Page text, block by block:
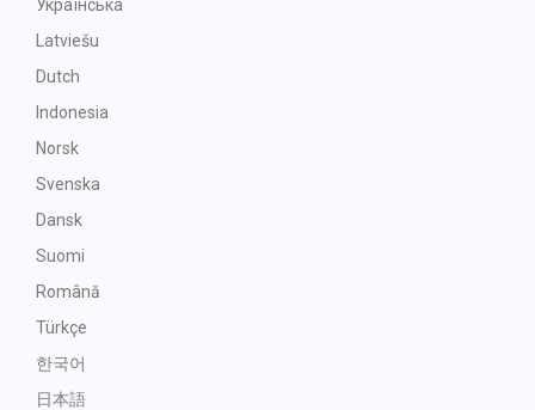
Українська
Latviešu
Dutch
Indonesia
Norsk
Svenska
Dansk
Suomi
Română
Türkçe
한국어
日本語